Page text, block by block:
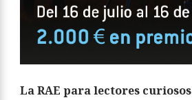
La RAE para lectores curiosos